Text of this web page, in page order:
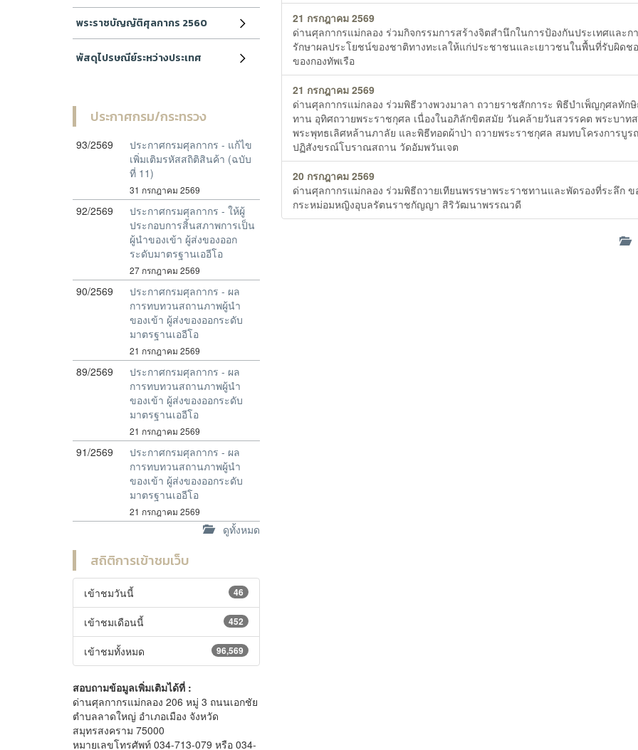
พระราชบัญญัติศุลกากร 2560
พัสดุไปรษณีย์ระหว่างประเทศ
ประกาศกรม/กระทรวง
93/2569
ประกาศกรมศุลกากร - แก้ไข
เพิ่มเติมรหัสสถิติสินค้า (ฉบับ
ที่ 11)
31 กรกฎาคม 2569
92/2569
ประกาศกรมศุลกากร - ให้ผู้
ประกอบการสิ้นสภาพการเป็น
ผู้นำของเข้า ผู้ส่งของออก
ระดับมาตรฐานเออีโอ
27 กรกฎาคม 2569
90/2569
ประกาศกรมศุลกากร - ผล
การทบทวนสถานภาพผู้นำ
ของเข้า ผู้ส่งของออกระดับ
มาตรฐานเออีโอ
21 กรกฎาคม 2569
89/2569
ประกาศกรมศุลกากร - ผล
การทบทวนสถานภาพผู้นำ
ของเข้า ผู้ส่งของออกระดับ
มาตรฐานเออีโอ
21 กรกฎาคม 2569
91/2569
ประกาศกรมศุลกากร - ผล
การทบทวนสถานภาพผู้นำ
ของเข้า ผู้ส่งของออกระดับ
มาตรฐานเออีโอ
21 กรกฎาคม 2569
ดูทั้งหมด
สถิติการเข้าชมเว็บ
46
เข้าชมวันนี้
452
เข้าชมเดือนนี้
96,569
เข้าชมทั้งหมด
สอบถามข้อมูลเพิ่มเติมได้ที่ :
ด่านศุลกากรแม่กลอง 206 หมู่ 3 ถนนเอกชัย
ตำบลลาดใหญ่ อำเภอเมือง จังหวัด
สมุทรสงคราม 75000
หมายเลขโทรศัพท์ 034-713-079 หรือ 034-
21 กรกฎาคม 2569
ด่านศุลกากรแม่กลอง ร่วมกิจกรรมการสร้างจิตสำนึกในการป้องกันประเทศและก
รักษาผลประโยชน์ของชาติทางทะเลให้แก่ประชาชนและเยาวชนในพื้นที่รับผิดช
ของกองทัพเรือ
21 กรกฎาคม 2569
ด่านศุลกากรแม่กลอง ร่วมพิธีวางพวงมาลา ถวายราชสักการะ พิธีบำเพ็ญกุศลทัก
ทาน อุทิศถวายพระราชกุศล เนื่องในอภิลักขิตสมัย วันคล้ายวันสวรรคต พระบาท
พระพุทธเลิศหล้านภาลัย และพิธีทอดผ้าป่า ถวายพระราชกุศล สมทบโครงการบู
ปฏิสังขรณ์โบราณสถาน วัดอัมพวันเจต
20 กรกฎาคม 2569
ด่านศุลกากรแม่กลอง ร่วมพิธีถวายเทียนพรรษาพระราชทานและพัดรองที่ระลึก ข
กระหม่อมหญิงอุบลรัตนราชกัญญา สิริวัฒนาพรรณวดี